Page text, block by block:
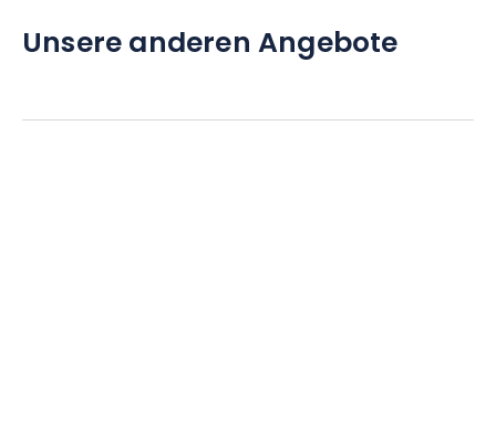
Unsere anderen Angebote